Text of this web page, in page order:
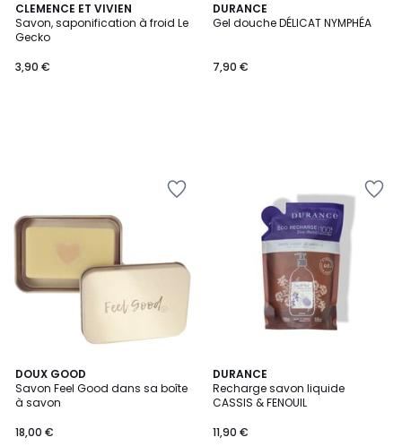
CLEMENCE ET VIVIEN
Savon, saponification à froid Le
Gecko
3,90 €
DURANCE
Gel douche DÉLICAT NYMPHÉA
7,90 €
DOUX GOOD
Savon Feel Good dans sa boîte
à savon
18,00 €
DURANCE
Recharge savon liquide
CASSIS & FENOUIL
11,90 €